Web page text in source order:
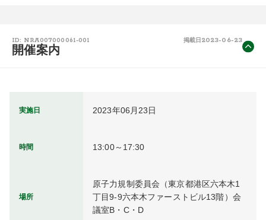
ID: NRA007000061-001 掲載日 2023-06-23
開催案内
実施日 2023年06月23日
時間 13:00～17:30
場所
原子力規制委員会（東京都港区六本木1
丁目9-9六本木ファーストビル13階）会
議室B・C・D